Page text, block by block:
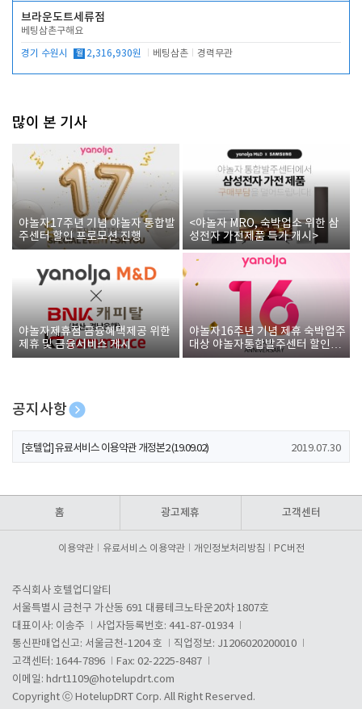
브라운도트세류점
베팅삼촌구해요
경기 수원시 월 2,316,930원 베팅삼촌 경력무관
많이 본 기사
야놀자17주년 기념 야놀자 통합발
주센터 할인 프로모션 진행
<야놀자 MRO, 숙박업소 위한 삼
성전자 가전제품 특가 개시>
야놀자제휴점 금융혜택제공 위한
제휴 및 금융서비스 게시
야놀자16주년 기념 제휴 숙박업주
대상 야놀자통합발주센터 할인쿠
폰 증정
공지사항
[호텔업] 개인정보 처리방침 개정본1 (19.09.02)
[호텔업] 유료서비스 이용약관 개정본2 (19.09.02) 2019.07.30
홈 광고제휴 고객센터
이용약관 유료서비스 이용약관 개인정보처리방침 PC버전
주식회사 호텔업디알티
서울특별시 금천구 가산동 691 대륭테크노타운20차 1807호
대표이사: 이송주
사업자등록번호: 441-87-01934
통신판매업신고: 서울금천-1204 호
직업정보: J1206020200010
고객센터: 1644-7896
Fax: 02-2225-8487
이메일: hdrt1109@hotelupdrt.com
Copyright ⓒ HotelupDRT Corp. All Right Reserved.